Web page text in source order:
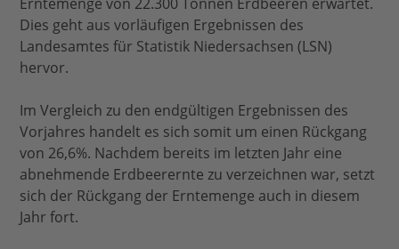
Dies geht aus vorläufigen Ergebnissen des
Landesamtes für Statistik Niedersachsen (LSN)
hervor.
Im Vergleich zu den endgültigen Ergebnissen des
Vorjahres handelt es sich somit um einen Rückgang
von 26,6%. Nachdem bereits im letzten Jahr eine
abnehmende Erdbeerernte zu verzeichnen war, setzt
sich der Rückgang der Erntemenge auch in diesem
Jahr fort.